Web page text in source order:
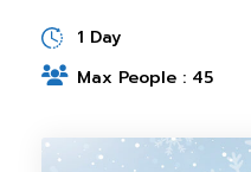
1 Day
Max People : 45